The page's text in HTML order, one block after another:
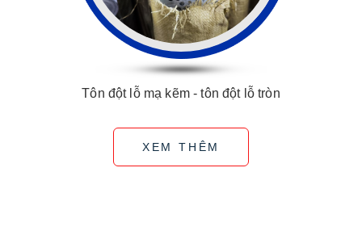
Tôn đột lỗ mạ kẽm - tôn đột lỗ tròn
XEM THÊM